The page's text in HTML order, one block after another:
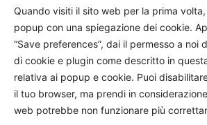
Quando visiti il sito web per la prima
popup con una spiegazione dei cookie.
“Save preferences”, dai il permesso a noi
di cookie e plugin come descritto in
relativa ai popup e cookie. Puoi
il tuo browser, ma prendi in
web potrebbe non funzionare più